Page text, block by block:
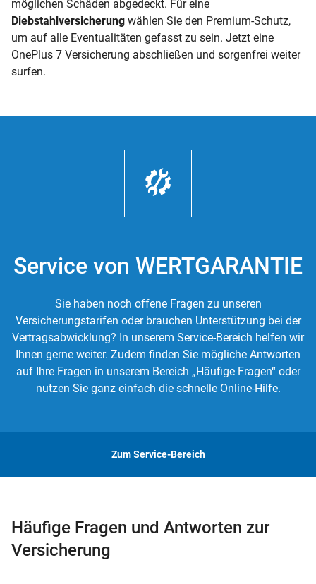
möglichen Schäden abgedeckt. Für eine
Diebstahlversicherung wählen Sie den Premium-Schutz,
um auf alle Eventualitäten gefasst zu sein. Jetzt eine
OnePlus 7 Versicherung abschließen und sorgenfrei weiter
surfen.
Service von WERTGARANTIE
Sie haben noch offene Fragen zu unseren
Versicherungstarifen oder brauchen Unterstützung bei der
Vertragsabwicklung? In unserem Service-Bereich helfen wir
Ihnen gerne weiter. Zudem finden Sie mögliche Antworten
auf Ihre Fragen in unserem Bereich „Häufige Fragen“ oder
nutzen Sie ganz einfach die schnelle Online-Hilfe.
Zum Service-Bereich
Häufige Fragen und Antworten zur
Versicherung